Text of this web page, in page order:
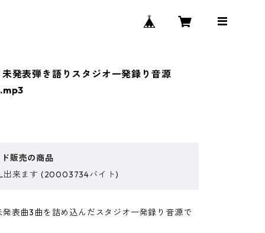
発表弾き語りスタジオ一発録り音源
販売の商品
出来ます (20003734バイト)
発表曲3曲を詰め込んだスタジオ一発録り音源で